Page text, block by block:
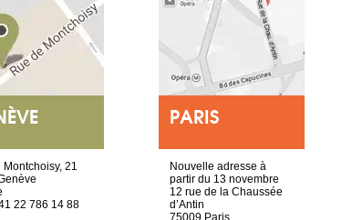
Montchoisy, 21
22 786 14 88
PARIS
Nouvelle adresse à
partir du 13 novembre
12 rue de la Chaussée
d’Antin
75009 Paris